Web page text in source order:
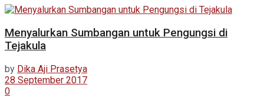
Menyalurkan Sumbangan untuk Pengungsi di
Tejakula
by Dika Aji Prasetya
28 September 2017
0